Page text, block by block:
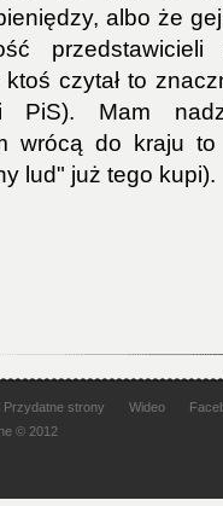
albo że
czytał to
i PiS). Mam
wrócą do kraju
lud" już tego kupi).
Przydatne strony Wideo
© 2012